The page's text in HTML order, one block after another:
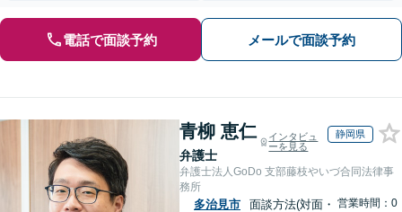
電話で面談予約 メールで面談予約
青柳 恵仁
弁護士
インタビュ
ーを見る
静岡県
弁護士法人GoDo 支部藤枝やいづ合同法律事
務所
多治見市
面談方法(対面・ 営業時間：0